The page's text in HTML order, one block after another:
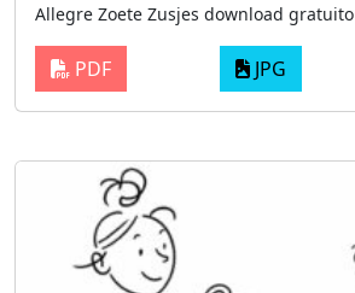
Allegre Zoete Zusjes download gratuito
PDF JPG